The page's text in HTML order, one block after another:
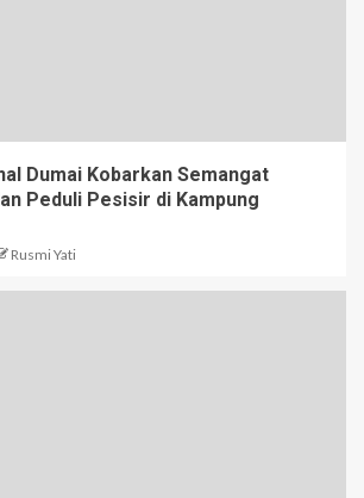
Dumai Kobarkan Semangat
Peduli Pesisir di Kampung
Rusmi Yati